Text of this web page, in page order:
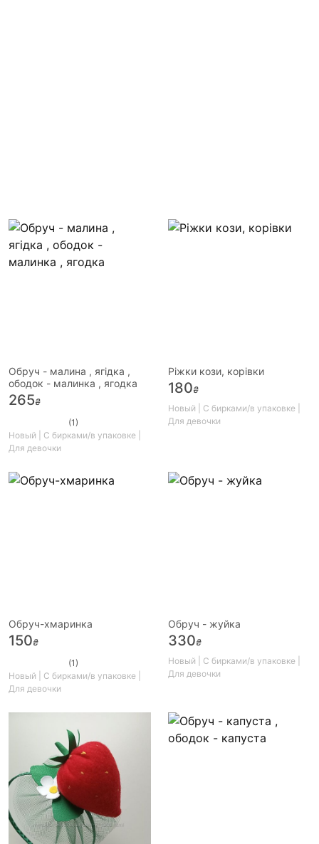
Обруч - малина , ягідка ,
ободок - малинка , ягодка
265₴
(1)
Новый | С бирками/в упаковке |
Для девочки
Ріжки кози, корівки
180₴
Новый | С бирками/в упаковке |
Для девочки
Обруч-хмаринка
150₴
(1)
Новый | С бирками/в упаковке |
Для девочки
Обруч - жуйка
330₴
Новый | С бирками/в упаковке |
Для девочки